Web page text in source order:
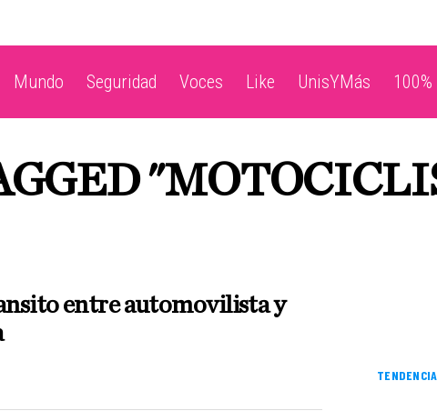
Mundo Seguridad Voces Like UnisYMás
entre automovilista y